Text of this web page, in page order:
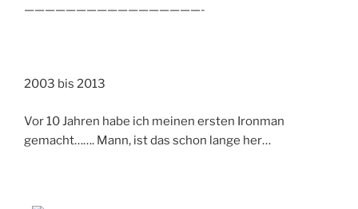
—————————————————-
2003 bis 2013
Vor 10 Jahren habe ich meinen ersten Ironman
gemacht……. Mann, ist das schon lange her…